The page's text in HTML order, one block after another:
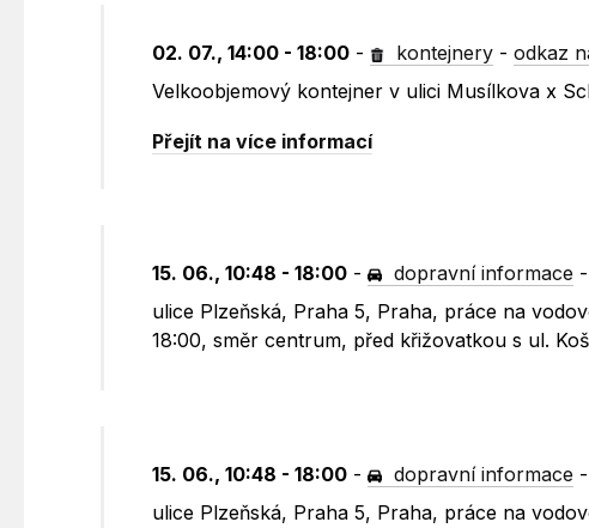
02. 07., 14:00 - 18:00 - kontejnery -odkaz
Velkoobjemový kontejner v ulici Musílkova x
Přejít na více informací
15. 06., 10:48 - 18:00 - dopravní informace
ulice Plzeňská, Praha 5, Praha, práce na
18:00, směr centrum, před křižovatkou s ul.
15. 06., 10:48 - 18:00 - dopravní informace
ulice Plzeňská, Praha 5, Praha, práce na